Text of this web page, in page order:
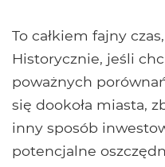
To całkiem fajny
Historycznie, jeśli
poważnych
się dookoła miasta,
inny sposób
potencjalne